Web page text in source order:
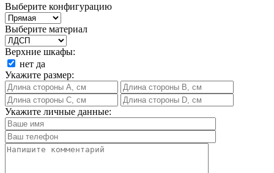
Выберите конфигурацию
Выберите материал
Верхние шкафы:
нет да
Укажите размер:
Укажите личные данные: